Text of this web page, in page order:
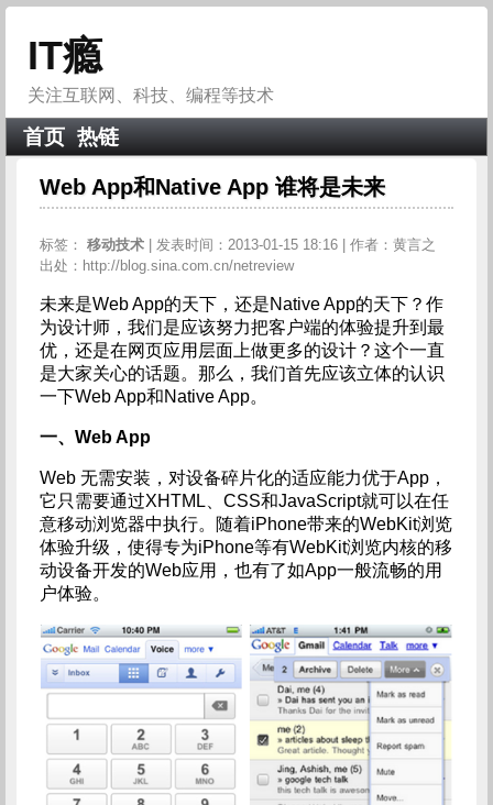
IT瘾
关注互联网、科技、编程等技术
首页 热链
Web App和Native App 谁将是未来
标签： 移动技术
| 发表时间：2013-01-15 18:16 | 作者：黄言之
出处：http://blog.sina.com.cn/netreview
未来是Web App的天下，还是Native App的天下？作
为设计师，我们是应该努力把客户端的体验提升到最
优，还是在网页应用层面上做更多的设计？这个一直
是大家关心的话题。那么，我们首先应该立体的认识
一下Web App和Native App。
一、Web App
Web 无需安装，对设备碎片化的适应能力优于App，
它只需要通过XHTML、CSS和JavaScript就可以在任
意移动浏览器中执行。随着iPhone带来的WebKit浏览
体验升级，使得专为iPhone等有WebKit浏览内核的移
动设备开发的Web应用，也有了如App一般流畅的用
户体验。